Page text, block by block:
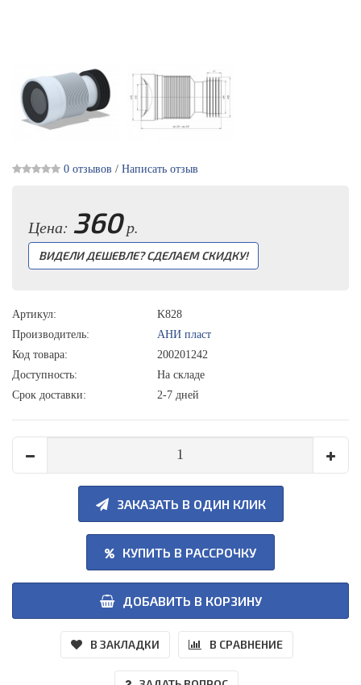
0 отзывов / Написать отзыв
Цена: 360р.
ВИДЕЛИ ДЕШЕВЛЕ? СДЕЛАЕМ СКИДКУ!
Артикул:
K828
Производитель:
АНИ пласт
Код товара:
200201242
Доступность:
На складе
Срок доставки:
2-7 дней
ЗАКАЗАТЬ В ОДИН КЛИК
КУПИТЬ В РАССРОЧКУ
ДОБАВИТЬ В КОРЗИНУ
В ЗАКЛАДКИ В СРАВНЕНИЕ